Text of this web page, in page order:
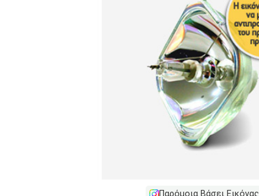
Παρόμοια Βάσει Εικόνας